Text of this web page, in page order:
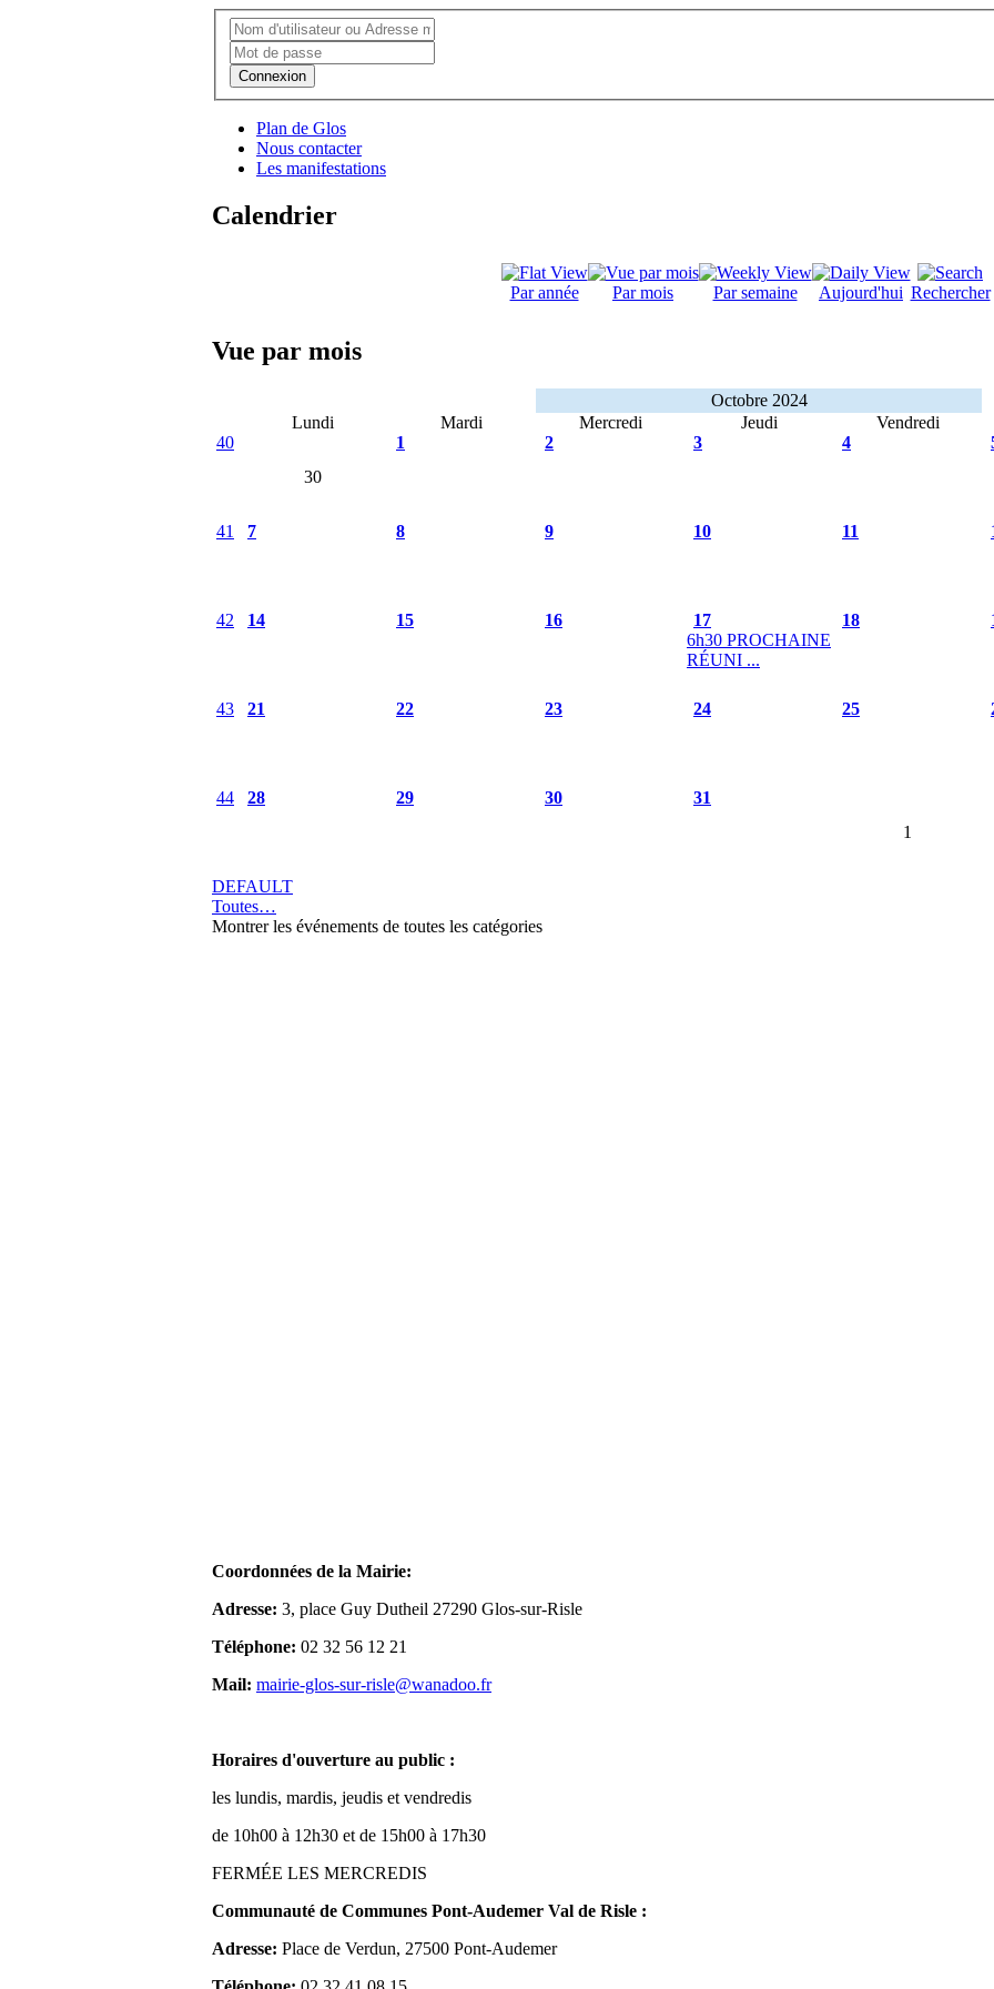
Connexion
Plan de Glos
Nous contacter
Les manifestations
Calendrier
Par année Par mois Par semaine Aujourd'hui Rechercher
Vue par mois
Octobre 2024
Lundi
Mardi Mercredi Jeudi Vendredi
40
30
1 2 3 4
41 7 8 9 10 11
42 14 15 16
17
6h30 PROCHAINE
RÉUNI ...
18
43 21 22 23 24 25
44 28 29 30
31
1
DEFAULT
Toutes…
Montrer les événements de toutes les catégories
Coordonnées de la Mairie:
Adresse: 3, place Guy Dutheil 27290 Glos-sur-Risle
Téléphone: 02 32 56 12 21
Mail: mairie-glos-sur-risle@wanadoo.fr
Horaires d'ouverture au public :
les lundis, mardis, jeudis et vendredis
de 10h00 à 12h30 et de 15h00 à 17h30
FERMÉE LES MERCREDIS
Communauté de Communes Pont-Audemer Val de Risle :
Adresse: Place de Verdun, 27500 Pont-Audemer